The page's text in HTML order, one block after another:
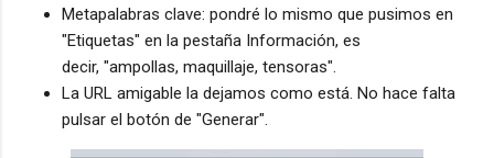
Metapalabras clave: pondré lo mismo que pusimos en
"Etiquetas" en la pestaña Información, es
decir, "ampollas, maquillaje, tensoras".
La URL amigable la dejamos como está. No hace falta
pulsar el botón de "Generar".